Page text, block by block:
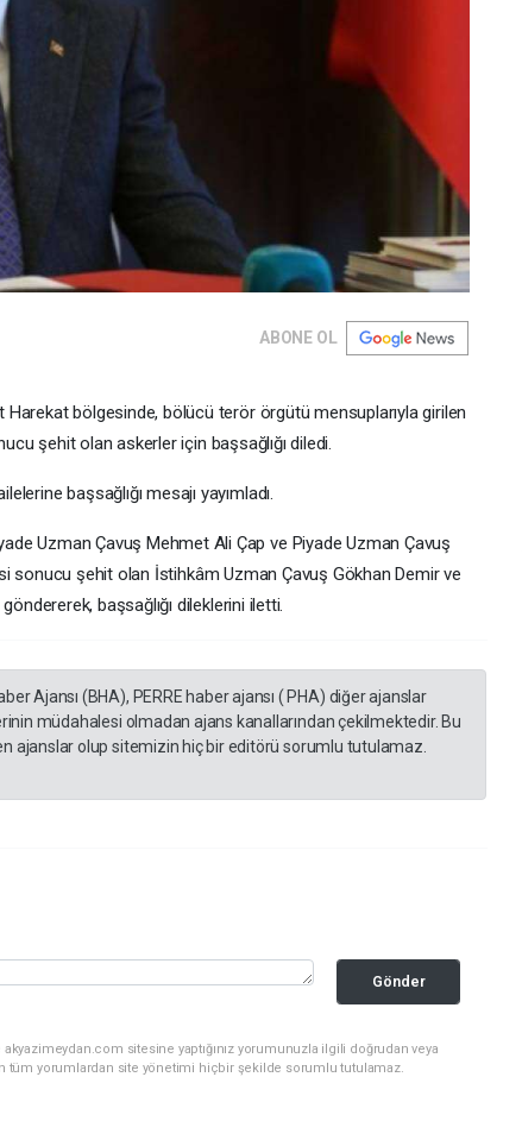
ABONE OL
Harekat bölgesinde, bölücü terör örgütü mensuplarıyla girilen
şehit olan askerler için başsağlığı diledi.
başsağlığı mesajı yayımladı.
Uzman Çavuş Mehmet Ali Çap ve Piyade Uzman Çavuş
sonucu şehit olan İstihkâm Uzman Çavuş Gökhan Demir ve
başsağlığı dileklerini iletti.
Ajansı (BHA), PERRE haber ajansı ( PHA) diğer ajanslar
müdahalesi olmadan ajans kanallarından çekilmektedir. Bu
ajanslar olup sitemizin hiç bir editörü sorumlu tutulamaz.
Gönder
sitesine yaptığınız yorumunuzla ilgili doğrudan veya
tüm yorumlardan site yönetimi hiçbir şekilde sorumlu tutulamaz.